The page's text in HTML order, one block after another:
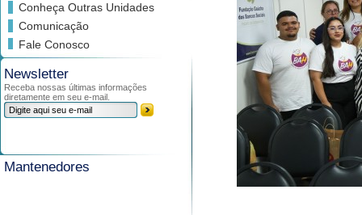
Conheça Outras Unidades
Comunicação
Fale Conosco
Newsletter
Receba nossas últimas informações
diretamente em seu e-mail.
Mantenedores